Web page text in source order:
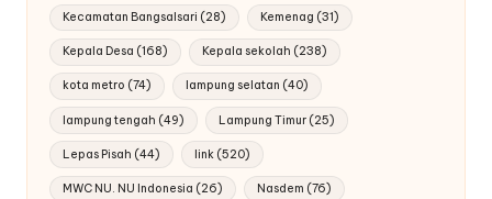
Kecamatan Bangsalsari (28) Kemenag (31)
Kepala Desa (168) Kepala sekolah (238)
kota metro (74) lampung selatan (40)
lampung tengah (49) Lampung Timur(25)
Lepas Pisah (44) link(520)
MWC NU. NU Indonesia (26) Nasdem (76)